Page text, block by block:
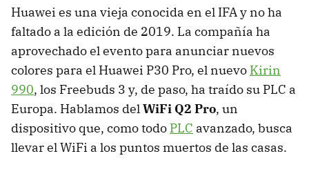
Huawei es una vieja conocida en el IFA y no ha
faltado a la edición de 2019. La compañía ha
aprovechado el evento para anunciar nuevos
colores para el Huawei P30 Pro, el nuevo Kirin
990, los Freebuds 3 y, de paso, ha traído su PLC a
Europa. Hablamos delWiFi Q2 Pro, un
dispositivo que, como todo PLC avanzado, busca
llevar el WiFi a los puntos muertos de las casas.